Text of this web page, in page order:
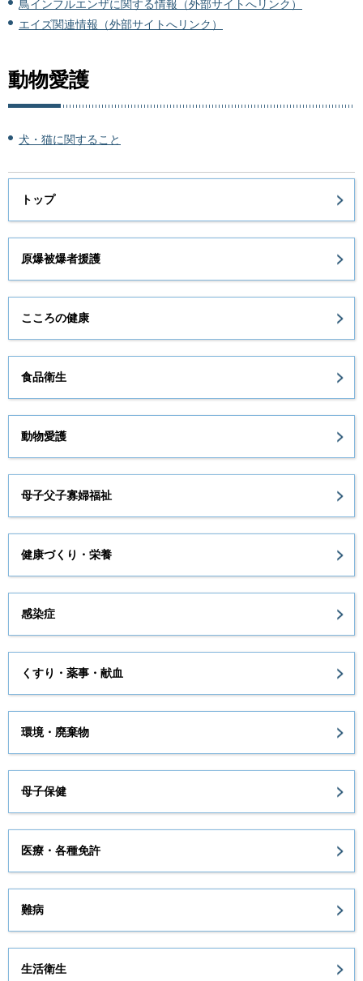
鳥インフルエンザに関する情報（外部サイトへリンク）
エイズ関連情報（外部サイトへリンク）
動物愛護
犬・猫に関すること
トップ
原爆被爆者援護
こころの健康
食品衛生
動物愛護
母子父子寡婦福祉
健康づくり・栄養
感染症
くすり・薬事・献血
環境・廃棄物
母子保健
医療・各種免許
難病
生活衛生